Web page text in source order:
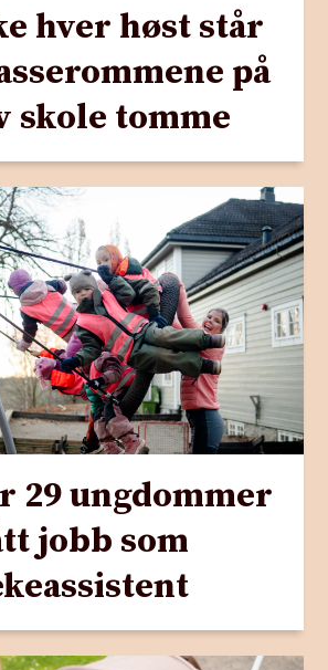
hver høst står
på
skole tomme
29 ungdommer
jobb som